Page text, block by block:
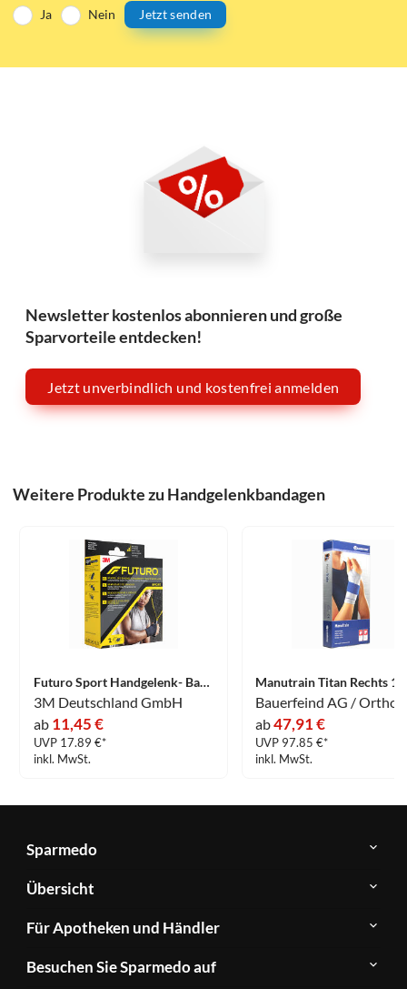
Ja Nein Jetzt senden
Newsletter kostenlos abonnieren und große
Sparvorteile entdecken!
Jetzt unverbindlich und kostenfrei anmelden
Weitere Produkte zu Handgelenkbandagen
Futuro Sport Handgelenk- Bandage 1 Stück
3M Deutschland GmbH
ab 11,45 €
UVP 17.89 €*
inkl. MwSt.
ab47,91 €
UVP 97.85 €*
inkl. MwSt.
Sparmedo
Über
Sparmedo
FAQ
Kontakt
Übersicht
Herstellerverzeichnis
Produkte
A-
Für Apotheken und Händler
&
Besuchen Sie Sparmedo auf